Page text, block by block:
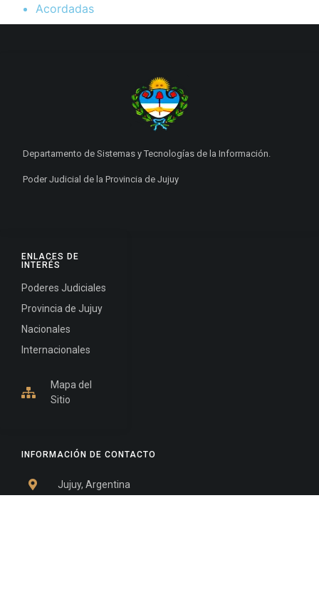
Acordadas
INFORMACIÓN DE CONTACTO
Jujuy, Argentina
ENLACES DE
INTERÉS
Poderes Judiciales
Provincia de Jujuy
Nacionales
Internacionales
Mapa del
Sitio
Departamento de Sistemas y Tecnologías de la Información.
Poder Judicial de la Provincia de Jujuy